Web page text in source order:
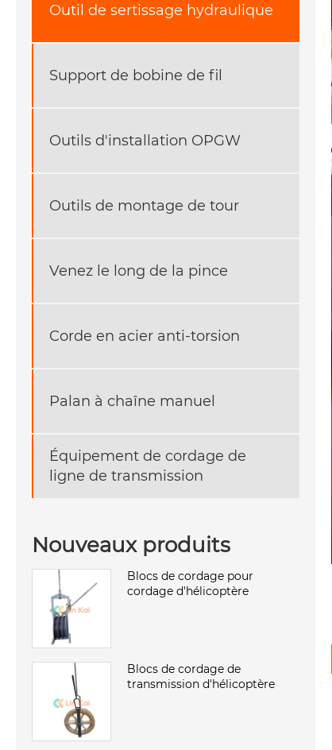
Outil de sertissage hydraulique
Support de bobine de fil
Outils d'installation OPGW
Outils de montage de tour
Venez le long de la pince
Corde en acier anti-torsion
Palan à chaîne manuel
Équipement de cordage de
ligne de transmission
Nouveaux produits
Blocs de cordage pour
cordage d'hélicoptère
Blocs de cordage de
transmission d'hélicoptère